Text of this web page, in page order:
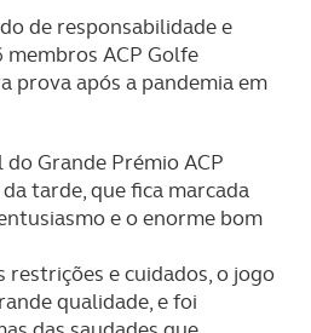
de responsabilidade e
ACP Golfe
prova após a pandemia em
Grande Prémio ACP
tarde, que fica marcada
e o enorme bom
restrições e cuidados, o jogo
qualidade, e foi